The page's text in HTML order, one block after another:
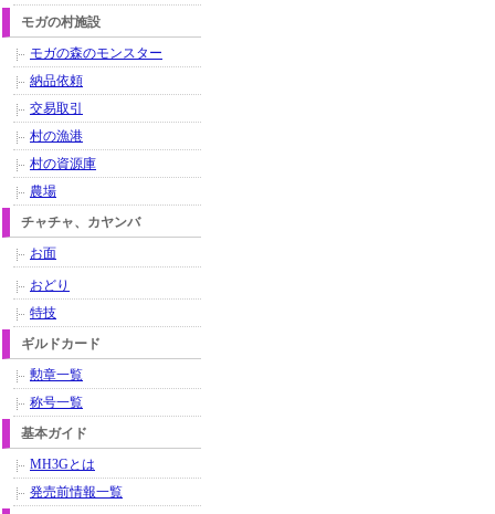
モガの村施設
モガの森のモンスター
納品依頼
交易取引
村の漁港
村の資源庫
農場
チャチャ、カヤンバ
お面
おどり
特技
ギルドカード
勲章一覧
称号一覧
基本ガイド
MH3Gとは
発売前情報一覧